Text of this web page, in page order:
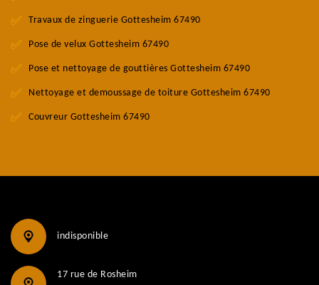
Travaux de zinguerie Gottesheim 67490
Pose de velux Gottesheim 67490
Pose et nettoyage de gouttières Gottesheim 67490
Nettoyage et demoussage de toiture Gottesheim 67490
Couvreur Gottesheim 67490
indisponible
17 rue de Rosheim